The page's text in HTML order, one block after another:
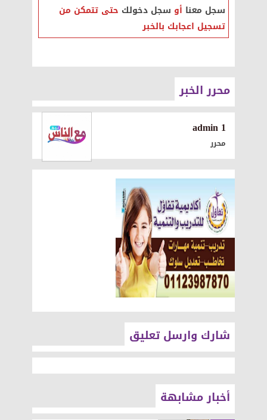
سجل معنا أو سجل دخولك حتى تتمكن من
تسجيل اعجابك بالخبر
محرر الخبر
1 admin
محرر
شارك وارسل تعليق
أخبار مشابهة